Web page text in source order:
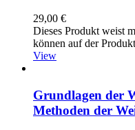
29,00 €
Dieses Produkt weist
können auf der
View
Grundlagen der
Methoden der